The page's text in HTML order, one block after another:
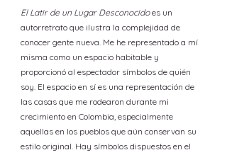
El Latir de un Lugar Desconocidoes un
autorretrato que ilustra la complejidad de
conocer gente nueva. Me he representado a mí
misma como un espacio habitable y
proporcionó al espectador símbolos de quién
soy. El espacio en sí es una representación de
las casas que me rodearon durante mi
crecimiento en Colombia, especialmente
aquellas en los pueblos que aún conservan su
estilo original. Hay símbolos dispuestos en el